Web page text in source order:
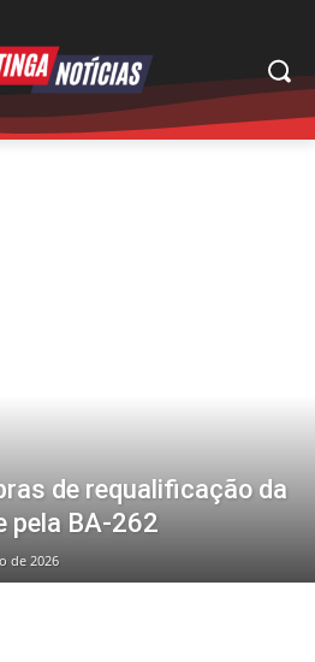
de requalificação da
pela BA-262
de 2026